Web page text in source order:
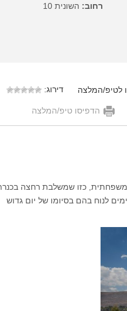
רחוב: השונית 10
לטיפ/המלצה דירוג:
הדפיסו טיפ/המלצה
משפחתית, כזו שמשלבת רחצה
לנוח בהם בסיומו של יום גדוש